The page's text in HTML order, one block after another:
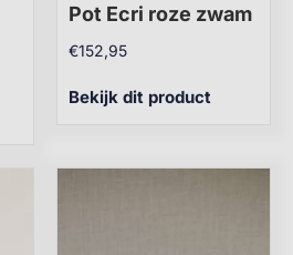
Pot Ecri roze zwam
€152,95
Bekijk dit product